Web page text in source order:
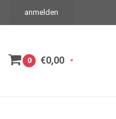
anmelden
0 €0,00